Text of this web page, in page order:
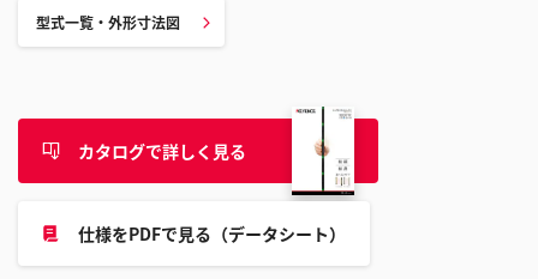
型式一覧・外形寸法図
カタログで詳しく見る
仕様をPDFで見る（データシート）